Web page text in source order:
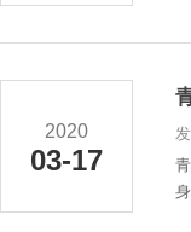
2020
03-17